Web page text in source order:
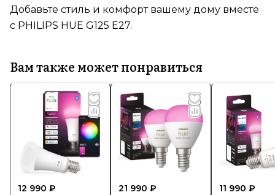
Добавьте стиль и комфорт вашему дому вместе
с PHILIPS HUE G125 E27.
Вам также может понравиться
12 990 ₽ 21 990 ₽ 11 990 ₽